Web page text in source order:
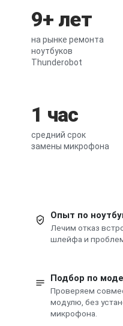
9+ лет
на рынке ремонта
ноутбуков
Thunderobot
1 час
средний срок
замены микрофона
Опыт по
Лечим отказ
шлейфа и
Подбор по
Проверяем
модулю, без
микрофона.